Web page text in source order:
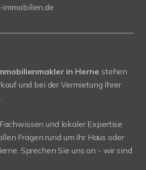
in Herne stehen
und bei der Vermietung Ihrer
und lokaler Expertise
Fragen rund um Ihr Haus oder
Sprechen Sie uns an - wir sind